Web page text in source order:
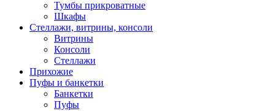
Тумбы прикроватные
Шкафы
Стеллажи, витрины, консоли
Витрины
Консоли
Стеллажи
Прихожие
Пуфы и банкетки
Банкетки
Пуфы